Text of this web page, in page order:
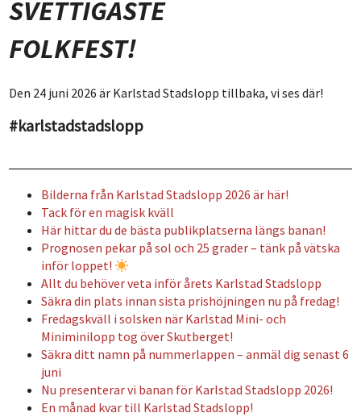
SVETTIGASTE
FOLKFEST!
Den 24 juni 2026 är Karlstad Stadslopp tillbaka, vi ses där!
#karlstadstadslopp
Bilderna från Karlstad Stadslopp 2026 är här!
Tack för en magisk kväll
Här hittar du de bästa publikplatserna längs banan!
Prognosen pekar på sol och 25 grader – tänk på vätska
inför loppet!
Allt du behöver veta inför årets Karlstad Stadslopp
Säkra din plats innan sista prishöjningen nu på fredag!
Fredagskväll i solsken när Karlstad Mini- och
Miniminilopp tog över Skutberget!
Säkra ditt namn på nummerlappen – anmäl dig senast 6
juni
Nu presenterar vi banan för Karlstad Stadslopp 2026!
En månad kvar till Karlstad Stadslopp!